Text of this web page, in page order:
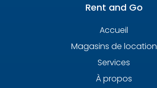
Rent and Go
Accueil
Magasins de location
Services
À propos